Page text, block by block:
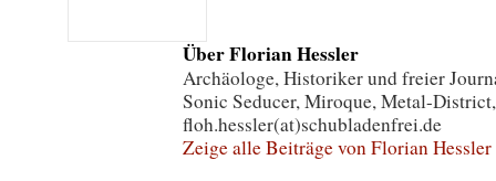
Über Florian Hessler
Archäologe, Historiker und freier
Sonic Seducer, Miroque, Metal-
floh.hessler(at)schubladenfrei.de
Zeige alle Beiträge von Florian Hessler